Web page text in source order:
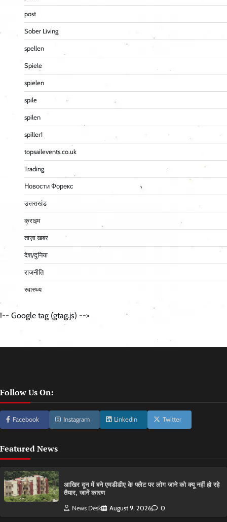
post
Sober Living
spellen
Spiele
spielen
spile
spilen
spiller1
topsailevents.co.uk
Trading
Новости Форекс
उत्तराखंड
क्राइम
ताज़ा खबर
देश/दुनिया
राजनीति
स्वास्थ्य
!-- Google tag (gtag.js) -->
Follow Us On:
Facebook Instagram Linkedin Twitter
Featured News
आ​खिर दून में बने एमडीडीए के फ्लैट पर लोग जाने को क्यू नहीं हो रहे
तैयार, जानें कारण
News Desk August 9, 2026 0